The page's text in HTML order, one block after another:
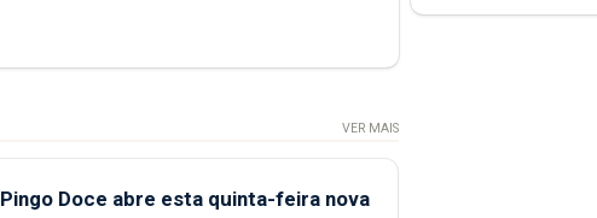
VER MAIS
Pingo Doce abre esta quinta-feira nova